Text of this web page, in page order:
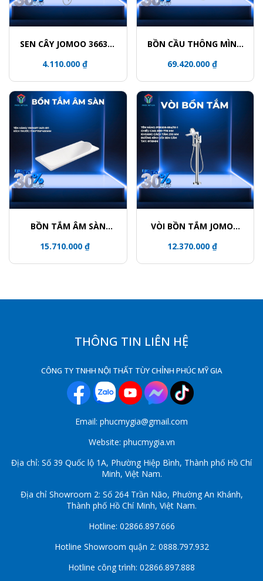
SEN CÂY JOMOO 36632-
4.110.000 ₫
BỒN CẦU THÔNG MÌNH
CJM220
69.420.000 ₫
BỒN TẮM ÂM SÀN
I011
15.710.000 ₫
VÒI BỒN TẮM JOMOO
12.370.000 ₫
THÔNG TIN LIÊN HỆ
CÔNG TY TNHH NỘI THẤT TÙY CHỈNH PHÚC MỸ GIA
Email: phucmygia@gmail.com
Website: phucmygia.vn
Địa chỉ: Số 39 Quốc lộ 1A, Phường Hiệp Bình, Thành phố Hồ Chí
Minh, Việt Nam.
Địa chỉ Showroom 2: Số 264 Trần Não, Phường An Khánh,
Thành phố Hồ Chí Minh, Việt Nam.
Hotline: 02866.897.666
Hotline Showroom quận 2: 0888.797.932
Hotline công trình: 02866.897.888